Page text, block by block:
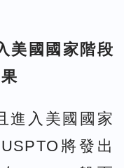
美國國家階段
入美國國家
將發出